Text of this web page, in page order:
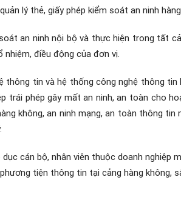
lý thẻ, giấy phép kiểm soát an ninh
an ninh nội bộ và thực hiện trong tất
nhiệm, điều động của đơn vị.
thông tin và hệ thống công nghệ thông
trái phép gây mất an ninh, an toàn cho
không, an ninh mạng, an toàn thông
dục cán bộ, nhân viên thuộc doanh
tiện thông tin tại cảng hàng không,